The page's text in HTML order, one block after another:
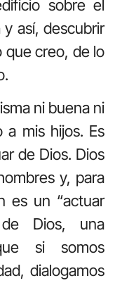
sobre el
así, descubrir
que creo, de lo
ni buena ni
a mis hijos. Es
de Dios. Dios
y, para
es un “actuar
Dios, una
si somos
dialogamos